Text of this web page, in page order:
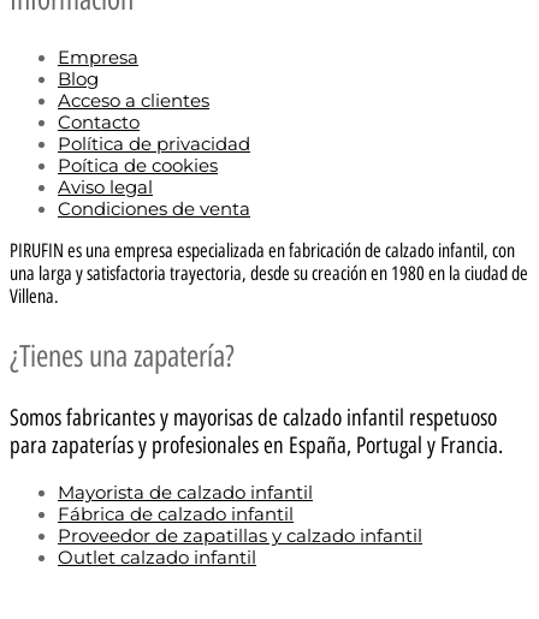
Empresa
Blog
Acceso a clientes
Contacto
Política de privacidad
Poítica de cookies
Aviso legal
Condiciones de venta
PIRUFIN es una empresa especializada en fabricación de calzado infantil, con
una larga y satisfactoria trayectoria, desde su creación en 1980 en la ciudad de
Villena.
¿Tienes una zapatería?
Somos fabricantes y mayorisas de calzado infantil respetuoso
para zapaterías y profesionales en España, Portugal y Francia.
Mayorista de calzado infantil
Fábrica de calzado infantil
Proveedor de zapatillas y calzado infantil
Outlet calzado infantil